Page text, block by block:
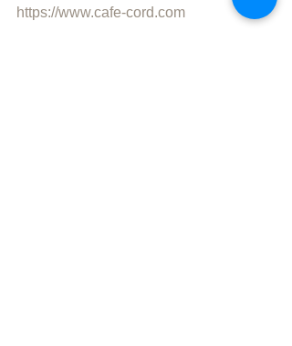
https://www.cafe-cord.com